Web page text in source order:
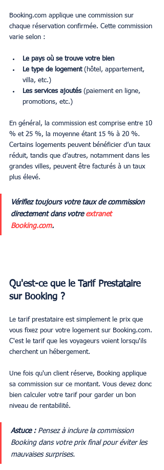
Booking.com applique une commission sur
chaque réservation confirmée. Cette commission
varie selon :
Le pays où se trouve votre bien
Le type de logement (hôtel, appartement,
villa, etc.)
Les services ajoutés (paiement en ligne,
promotions, etc.)
En général, la commission est comprise entre 10
% et 25 %, la moyenne étant 15 % à 20 %.
Certains logements peuvent bénéficier d’un taux
réduit, tandis que d’autres, notamment dans les
grandes villes, peuvent être facturés à un taux
plus élevé.
Vérifiez toujours votre taux de commission
directement dans votre extranet
Booking.com.
Qu'est-ce que le Tarif Prestataire
sur Booking ?
Le tarif prestataire est simplement le prix que
vous fixez pour votre logement sur Booking.com.
C'est le tarif que les voyageurs voient lorsqu'ils
cherchent un hébergement.
Une fois qu'un client réserve, Booking applique
sa commission sur ce montant. Vous devez donc
bien calculer votre tarif pour garder un bon
niveau de rentabilité.
Astuce : Pensez à inclure la commission
Booking dans votre prix final pour éviter les
mauvaises surprises.